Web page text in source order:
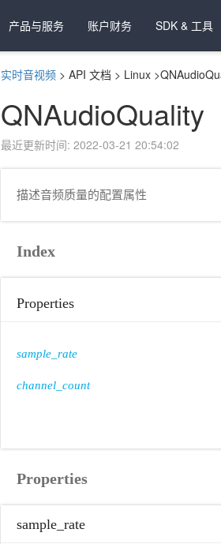
产品与服务 账户财务 SDK & 工具
实时音视频 > API 文档 > Linux >
QNAudioQuality
最近更新时间: 2022-03-21 20:54:02
描述音频质量的配置属性
Index
Properties
sample_rate
channel_count
Properties
sample_rate